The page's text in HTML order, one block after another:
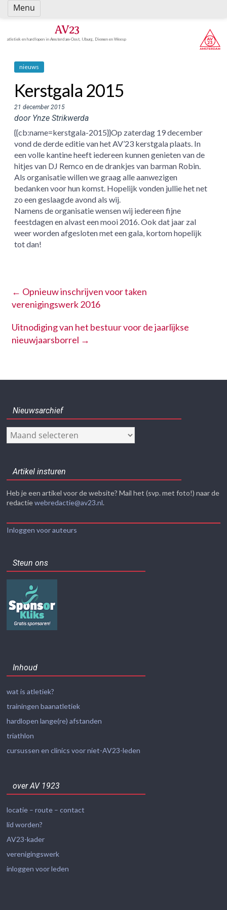
Spring
naar
AV23
atletiek en hardlopen in Amsterdam-Oost, IJburg, Diemen en Weesp
nieuws
Kerstgala 2015
21 december 2015
door Ynze Strikwerda
{{cb:name=kerstgala-2015}}Op zaterdag 19 december
vond de derde editie van het AV’23 kerstgala plaats. In
een volle kantine heeft iedereen kunnen genieten van de
hitjes van DJ Remco en de drankjes van barman Robin.
Als organisatie willen we graag alle aanwezigen
bedanken voor hun komst. Hopelijk vonden jullie het net
zo een geslaagde avond als wij.
Namens de organisatie wensen wij iedereen fijne
feestdagen en alvast een mooi 2016. Ook dat jaar zal
weer worden afgesloten met een gala, kortom hopelijk
tot dan!
← Opnieuw inschrijven voor taken
verenigingswerk 2016
Uitnodiging van het bestuur voor de jaarlijkse
nieuwjaarsborrel →
Nieuwsarchief
Nieuwsarchief
Artikel insturen
Heb je een artikel voor de website? Mail het (svp. met foto!) naar de
redactiewebredactie@av23.nl.
Inloggen voor auteurs
Steun ons
Inhoud
wat is atletiek?
trainingen baanatletiek
hardlopen lange(re) afstanden
triathlon
cursussen en clinics voor niet-AV23-leden
over AV 1923
locatie – route – contact
lid worden?
AV23-kader
verenigingswerk
inloggen voor leden
Menu